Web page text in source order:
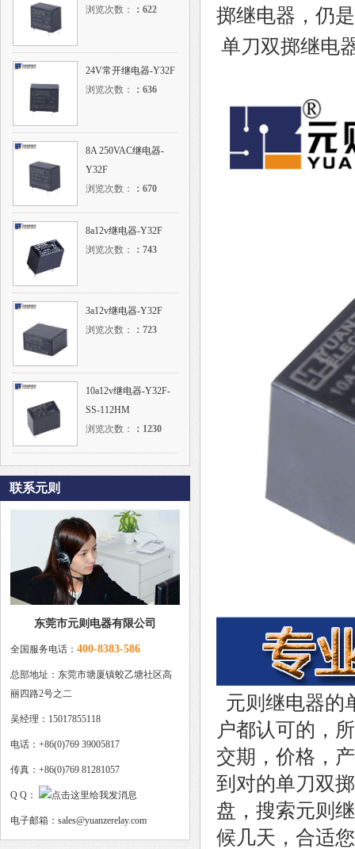
浏览次数：
： 622
24V常开继电器-Y32F
浏览次数：
： 636
8A 250VAC继电器-
Y32F
浏览次数：
： 670
8a12v继电器-Y32F
浏览次数：
： 743
3a12v继电器-Y32F
浏览次数：
： 723
10a12v继电器-Y32F-
SS-112HM
浏览次数：
： 1230
联系元则
东莞市元则电器有限公司
全国服务电话： 400-8383-586
总部地址：东莞市塘厦镇蛟乙塘社区高
丽四路2号之二
吴经理：15017855118
电话：+86(0)769 39005817
传真：+86(0)769 81281057
Q Q：
电子邮箱：sales@yuanzerelay.com
掷继电器，仍
单刀双掷继电
元则继电器的
户都认可的，
交期，价格，
到对的单刀双
盘，搜索元则
候几天，合适